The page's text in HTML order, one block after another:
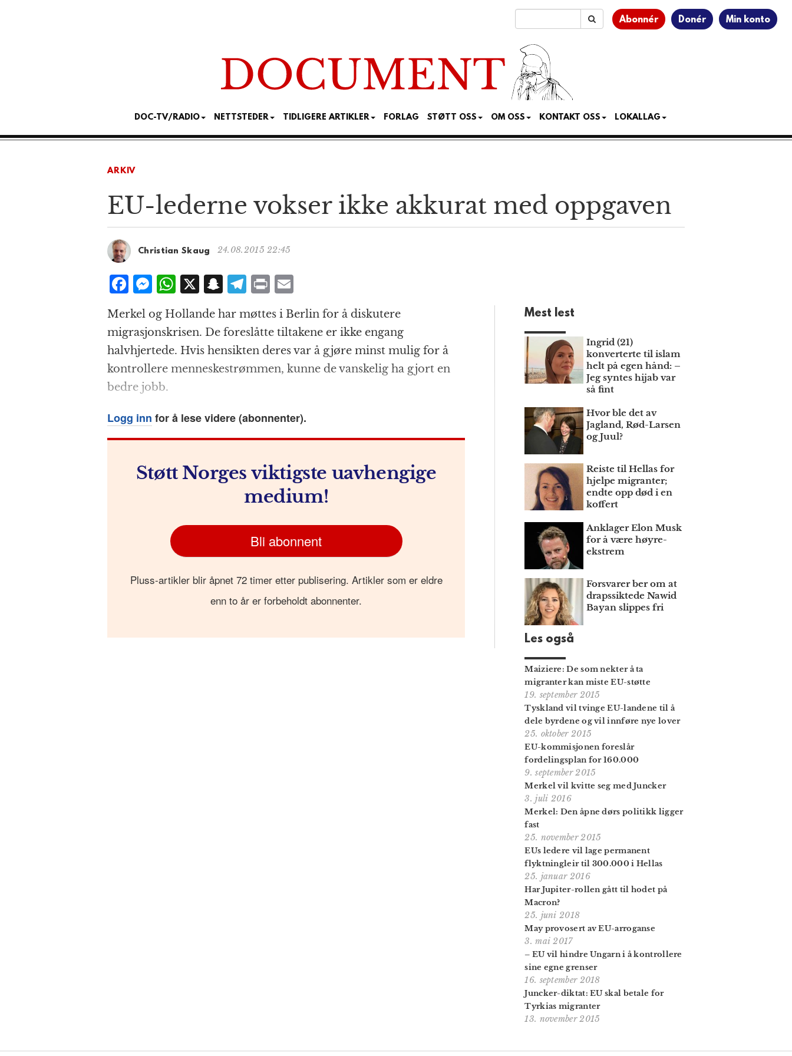
Abonnér Donér Min konto
DOC-TV/RADIO NETTSTEDER TIDLIGERE ARTIKLER FORLAG STØTT OSS OM OSS KONTAKT OSS LOKALLAG
ARKIV
EU-lederne vokser ikke akkurat med oppgaven
Christian Skaug 24.08.2015 22:45
F
a
c
e
b
o
o
k
M
ss
e
n
g
e
r
W
h
at
s
A
p
X S
a
p
c
h
T
e
g
r
a
P
ri
n
t
m
ai
l
Merkel og Hollande har møttes i Berlin for å diskutere
migrasjonskrisen. De foreslåtte tiltakene er ikke engang
halvhjertede. Hvis hensikten deres var å gjøre minst mulig for å
kontrollere menneskestrømmen, kunne de vanskelig ha gjort en
bedre jobb.
Logg inn for å lese videre (abonnenter).
Støtt Norges viktigste uavhengige
medium!
Bli abonnent
Pluss-artikler blir åpnet 72 timer etter publisering. Artikler som er eldre
enn to år er forbeholdt abonnenter.
Mest lest
Ingrid (21)
konverterte til islam
helt på egen hånd: –
Jeg syntes hijab var
så fint
Hvor ble det av
Jagland, Rød-Larsen
og Juul?
Reiste til Hellas for
hjelpe migranter;
endte opp død i en
koffert
Anklager Elon Musk
for å være høyre­
ekstrem
Forsvarer ber om at
draps­siktede Nawid
Bayan slippes fri
Les også
Maiziere: De som nekter å ta
migranter kan miste EU-støtte
19. september 2015
Tyskland vil tvinge EU-landene til å
dele byrdene og vil innføre nye lover
25. oktober 2015
EU-kommisjonen foreslår
fordelingsplan for 160.000
9. september 2015
Merkel vil kvitte seg med Juncker
3. juli 2016
Merkel: Den åpne dørs politikk ligger
fast
25. november 2015
EUs ledere vil lage permanent
flyktningleir til 300.000 i Hellas
25. januar 2016
Har Jupiter-rollen gått til hodet på
Macron?
25. juni 2018
May provosert av EU-arroganse
3. mai 2017
– EU vil hindre Ungarn i å kontrollere
sine egne grenser
16. september 2018
Juncker-diktat: EU skal betale for
Tyrkias migranter
13. november 2015